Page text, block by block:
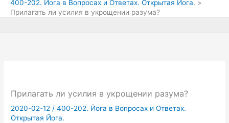
400-202. Йога в Вопросах и Ответах. Открытая Йога.
Прилагать ли усилия в укрощении разума?
Прилагать ли усилия в укрощении разума?
2020-02-12 /400-202. Йога в Вопросах и Ответах.
Открытая Йога.